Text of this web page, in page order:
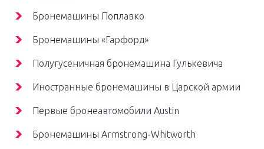
Бронемашины Поплавко
Бронемашины «Гарфорд»
Полугусеничная бронемашина Гулькевича
Иностранные бронемашины в Царской армии
Первые бронеавтомобили Austin
Бронемашины Armstrong-Whitworth